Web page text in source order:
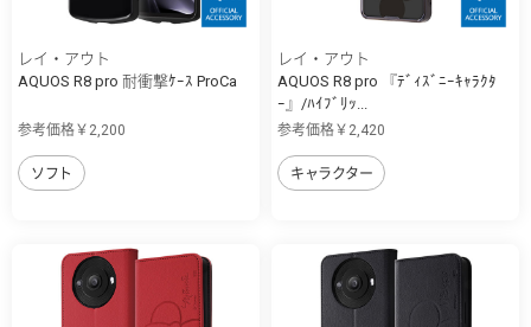
レイ・アウト
AQUOS R8 pro 耐衝撃ｹｰｽ ProCa
参考価格￥2,200
ソフト
レイ・アウト
AQUOS R8 pro 『ﾃﾞｨｽﾞﾆｰｷｬﾗｸﾀ
ｰ』/ﾊｲﾌﾞﾘｯ...
参考価格￥2,420
キャラクター